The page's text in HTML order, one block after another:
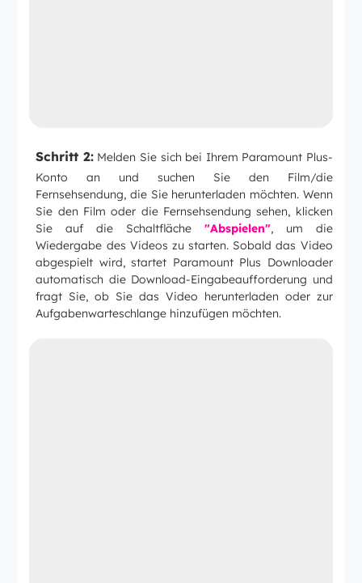
Schritt 2:Melden Sie sich bei Ihrem Paramount Plus-
Konto an und suchen Sie den Film/die
Fernsehsendung, die Sie herunterladen möchten. Wenn
Sie den Film oder die Fernsehsendung sehen, klicken
Sie auf die Schaltfläche "Abspielen", um die
Wiedergabe des Videos zu starten. Sobald das Video
abgespielt wird, startet Paramount Plus Downloader
automatisch die Download-Eingabeaufforderung und
fragt Sie, ob Sie das Video herunterladen oder zur
Aufgabenwarteschlange hinzufügen möchten.